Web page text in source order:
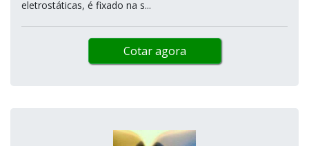
eletrostáticas, é fixado na s...
Cotar agora